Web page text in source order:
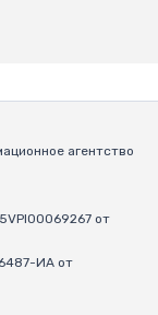
агентство
от
ИА от